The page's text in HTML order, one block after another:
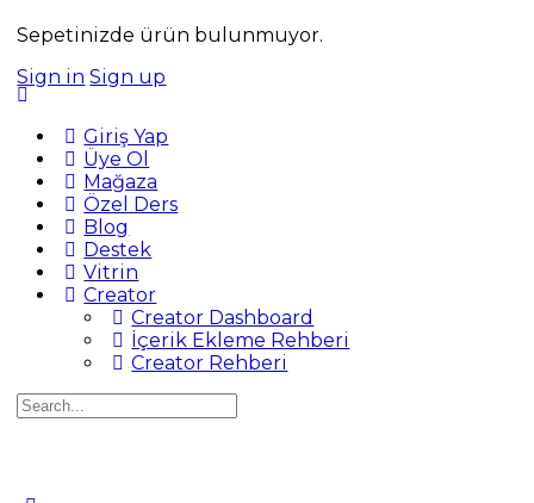
Sepetinizde ürün bulunmuyor.
Sign in Sign up
Giriş Yap
Üye Ol
Mağaza
Özel Ders
Blog
Destek
Vitrin
Creator
Creator Dashboard
İçerik Ekleme Rehberi
Creator Rehberi
Search
for: